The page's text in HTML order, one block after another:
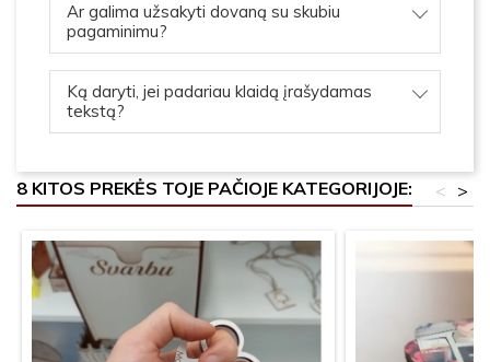
Ar galima užsakyti dovaną su skubiu
pagaminimu?
Ką daryti, jei padariau klaidą įrašydamas
tekstą?
8 KITOS PREKĖS TOJE PAČIOJE KATEGORIJOJE: >
<